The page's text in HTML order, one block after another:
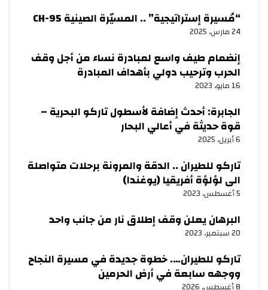
“مُسيرة إستراتيجية” .. المسيّرة الصينية CH-95
24 مارس، 2025
إنضمام طيف واسع لمبادرة نساء من أجل وقف
الحرب وترحيب دولي بأهداف المبادرة
16 مايو، 2023
الجابرة: أحدث إضافة لأسطول تاركو البحرية –
قوة حديثة في أعالي البحار
6 أبريل، 2025
تاركو للطيران .. الدقة والمرونة برحلات متواصلة
الى لؤلؤة أفريقيا (يوغندا)
5 أغسطس، 2023
البرهان يعلن وقف إطلاق نار من جانب واحد
20 سبتمبر، 2023
تاركو للطيران…. خطوة جديدة في مسيرة النجاح
ووجهه سابعة في أرض الحرمين
8 أغسطس، 2026